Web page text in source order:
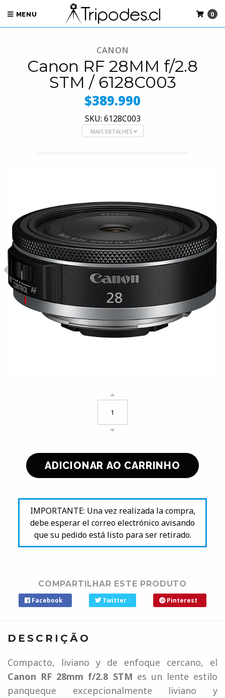
MENU 0
CANON
Canon RF 28MM f/2.8
STM / 6128C003
$389.990
SKU: 6128C003
MAIS DETALHES
IMPORTANTE: Una vez realizada la compra,
debe esperar el correo electrónico avisando
que su pedido está listo para ser retirado.
COMPARTILHAR ESTE PRODUTO
Facebook Twitter Pinterest
DESCRIÇÃO
Compacto, liviano y de enfoque cercano, el
Canon RF 28mm f/2.8 STM es un lente estilo
panqueque excepcionalmente liviano y